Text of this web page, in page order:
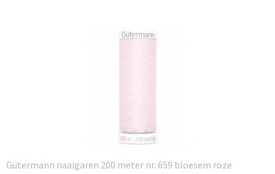
Gütermann naaigaren 200 meter nr. 659 bloesem roze